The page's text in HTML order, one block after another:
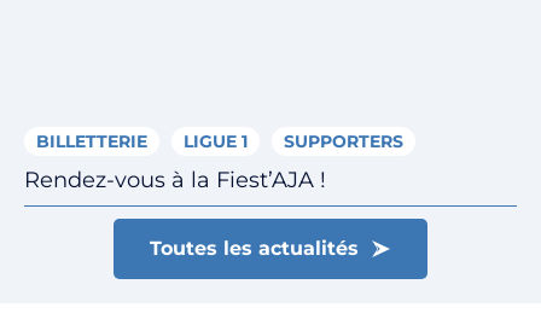
Toutes les actualités
BILLETTERIE LIGUE 1 SUPPORTERS
Rendez-vous à la Fiest’AJA !